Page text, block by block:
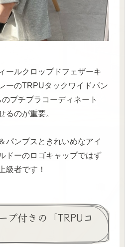
ールクロップドフェザーキ
ーのTRPUタックワイドパン
プチプラコーディネート
るのが重要。
パンプスときれいめなアイ
ドーのロゴキャップではず
級者です！
プ付きの「TRPUコ